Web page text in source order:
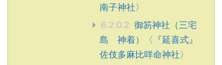
南子神社〉
6.2.0.2 御笏神社（三宅
島 神着）〈『延喜式』
佐伎多麻比咩命神社〉